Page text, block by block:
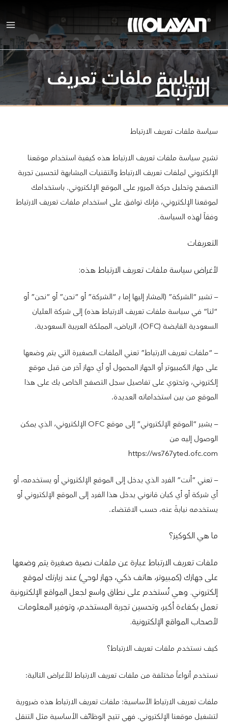
المحتوى
سياسة ملفات تعريف
الارتباط
سياسة ملفات تعريف الارتباط
تشرح سياسة ملفات تعريف الارتباط هذه كيفية استخدام موقعنا
الإلكتروني لملفات تعريف الارتباط والتقنيات المشابهة لتحسين تجربة
التصفح وتحليل حركة المرور على الموقع الإلكتروني. باستخدامك
لموقعنا الإلكتروني، فإنك توافق على استخدام ملفات تعريف الارتباط
وفقاً لهذه السياسة.
التعريفات
لأغراض سياسة ملفات تعريف الارتباط هذه:
– تشير “الشركة” (المشار إليها إما بـ “الشركة” أو “نحن” أو “نحن” أو
“لنا” في سياسة ملفات تعريف الارتباط هذه) إلى شركة العليان
السعودية القابضة (OFC)، الرياض، المملكة العربية السعودية.
– “ملفات تعريف الارتباط” تعني الملفات الصغيرة التي يتم وضعها
على جهاز الكمبيوتر أو الجهاز المحمول أو أي جهاز آخر من قبل موقع
إلكتروني، وتحتوي على تفاصيل سجل التصفح الخاص بك على هذا
الموقع من بين استخداماته العديدة.
– يشير “الموقع الإلكتروني” إلى موقع OFC الإلكتروني، الذي يمكن
الوصول إليه من
https://ws767yted.ofc.com
– تعني “أنت” الفرد الذي يدخل إلى الموقع الإلكتروني أو يستخدمه، أو
أي شركة أو أي كيان قانوني يدخل هذا الفرد إلى الموقع الإلكتروني أو
يستخدمه نيابةً عنه، حسب الاقتضاء.
ما هي الكوكيز؟
ملفات تعريف الارتباط عبارة عن ملفات نصية صغيرة يتم وضعها
على جهازك (كمبيوتر، هاتف ذكي، جهاز لوحي) عند زيارتك لموقع
إلكتروني. وهي تُستخدم على نطاق واسع لجعل المواقع الإلكترونية
تعمل بكفاءة أكبر، وتحسين تجربة المستخدم، وتوفير المعلومات
لأصحاب المواقع الإلكترونية.
كيف نستخدم ملفات تعريف الارتباط؟
نستخدم أنواعاً مختلفة من ملفات تعريف الارتباط للأغراض التالية:
ملفات تعريف الارتباط الأساسية: ملفات تعريف الارتباط هذه ضرورية
لتشغيل موقعنا الإلكتروني. فهي تتيح الوظائف الأساسية مثل التنقل